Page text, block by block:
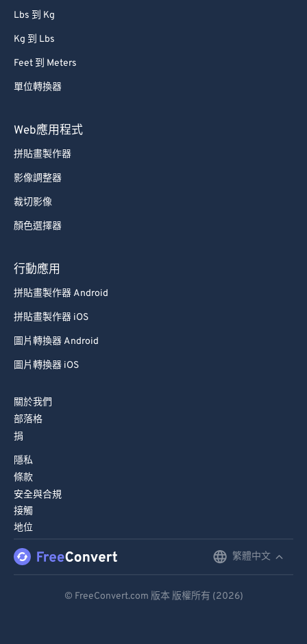
Lbs 到 Kg
Kg 到 Lbs
Feet 到 Meters
單位轉換器
Web應用程式
拼貼畫製作器
影像調整器
裁切影像
顏色選擇器
行動應用
拼貼畫製作器 Android
拼貼畫製作器 iOS
圖片轉換器 Android
圖片轉換器 iOS
關於我們
部落格
捐
隱私
條款
安全與合規
接觸
地位
繁體中文
© FreeConvert.com 版本 版權所有 (2026)